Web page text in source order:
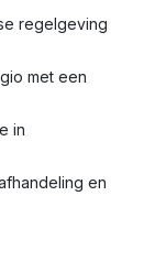
regelgeving
met een
in
en